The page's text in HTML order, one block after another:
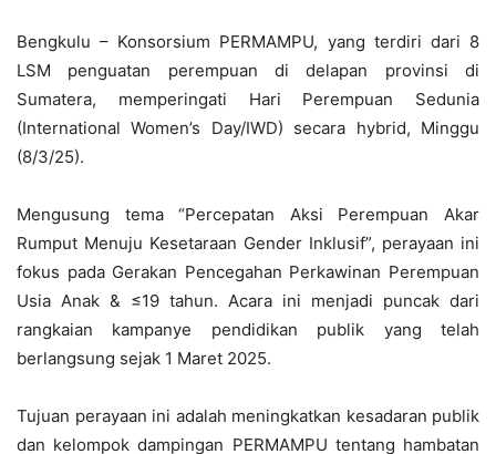
Bengkulu – Konsorsium PERMAMPU, yang terdiri dari 8
LSM penguatan perempuan di delapan provinsi di
Sumatera, memperingati Hari Perempuan Sedunia
(International Women’s Day/IWD) secara hybrid, Minggu
(8/3/25).
Mengusung tema “Percepatan Aksi Perempuan Akar
Rumput Menuju Kesetaraan Gender Inklusif”, perayaan ini
fokus pada Gerakan Pencegahan Perkawinan Perempuan
Usia Anak & ≤19 tahun. Acara ini menjadi puncak dari
rangkaian kampanye pendidikan publik yang telah
berlangsung sejak 1 Maret 2025.
Tujuan perayaan ini adalah meningkatkan kesadaran publik
dan kelompok dampingan PERMAMPU tentang hambatan